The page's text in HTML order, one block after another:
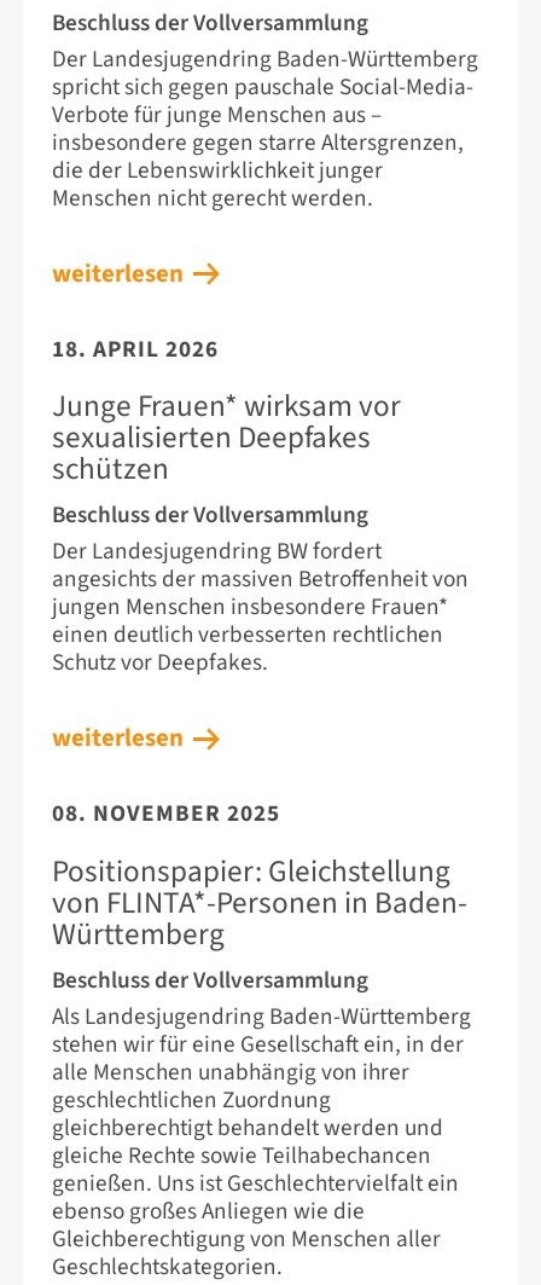
Beschluss der Vollversammlung
Der Landesjugendring Baden-Württemberg
spricht sich gegen pauschale Social-Media-
Verbote für junge Menschen aus –
insbesondere gegen starre Altersgrenzen,
die der Lebenswirklichkeit junger
Menschen nicht gerecht werden.
weiterlesen
18. APRIL 2026
Junge Frauen* wirksam vor
sexualisierten Deepfakes
schützen
Beschluss der Vollversammlung
Der Landesjugendring BW fordert
angesichts der massiven Betroffenheit von
jungen Menschen insbesondere Frauen*
einen deutlich verbesserten rechtlichen
Schutz vor Deepfakes.
weiterlesen
08. NOVEMBER 2025
Positionspapier: Gleichstellung
von FLINTA*-Personen in Baden-
Württemberg
Beschluss der Vollversammlung
Als Landesjugendring Baden-Württemberg
stehen wir für eine Gesellschaft ein, in der
alle Menschen unabhängig von ihrer
geschlechtlichen Zuordnung
gleichberechtigt behandelt werden und
gleiche Rechte sowie Teilhabechancen
genießen. Uns ist Geschlechtervielfalt ein
ebenso großes Anliegen wie die
Gleichberechtigung von Menschen aller
Geschlechtskategorien.